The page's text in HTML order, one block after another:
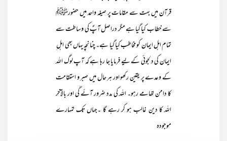
قرآن میں بہت سے مقامات پر صیغہ واحد میں حضورﷺ
سے خطاب کیا گیا ہے مگر دراصل آپؐ کی وساطت سے
تمام اہل ایمان کو مخاطب کیا گیا ہے۔ چنانچہ یہاں بھی اہل ِ
ایمان کی دلجوئی کے لیے فرمایا جا رہا ہے کہ آپ لوگ اللہ
کے وعدے پر یقین رکھو اور ہر حال میں صبر و استقامت
کا دامن تھامے رہو۔ اللہ کی مدد ضرور آئے گی اور بالآخر
اللہ کا دین غالب ہو کر رہے گا ۔جہاں تک تمہارے
موجودہ